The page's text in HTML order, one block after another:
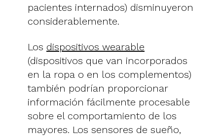
pacientes internados) disminuyeron
considerablemente.
Los dispositivos wearable
(dispositivos que van incorporados
en la ropa o en los complementos)
también podrían proporcionar
información fácilmente procesable
sobre el comportamiento de los
mayores. Los sensores de sueño,